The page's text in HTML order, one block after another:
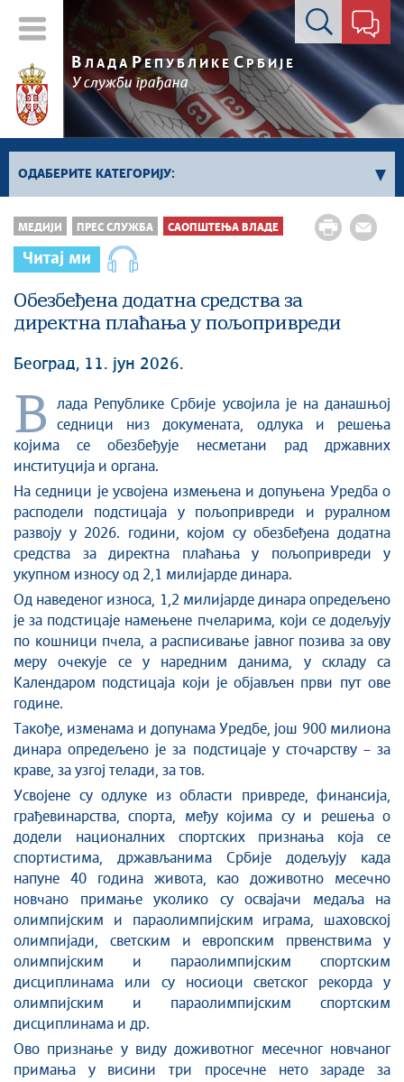
Контакт форма
В ЛАДА РЕПУБЛИКЕ СРБИЈЕ
У служби грађана
ОДАБЕРИТЕ КАТЕГОРИЈУ:
Kонференцијe за новинаре
Најавe и обавештења
Саопштења Владе
Саопштења министарстава
Аудио прес
МЕДИЈИ ПРЕС СЛУЖБА САОПШТЕЊА ВЛАДЕ
Читај ми
Обезбеђена додатна средства за
директна плаћања у пољопривреди
Београд, 11. јун 2026.
В
лада Републике Србије усвојила је на данашњој
седници низ докумената, одлука и решења
којима се обезбеђује несметани рад државних
институција и органа.
На седници је усвојена измењена и допуњена Уредба о
расподели подстицаја у пољопривреди и руралном
развоју у 2026. години, којом су обезбеђена додатна
средства за директна плаћања у пољопривреди у
укупном износу од 2,1 милијардe динара.
Од наведеног износа, 1,2 милијарде динара опредељено
је за подстицаје намењене пчеларима, који се додељују
по кошници пчела, а расписивање јавног позива за ову
меру очекује се у наредним данима, у складу са
Календаром подстицаја који је објављен први пут ове
године.
Такође, изменама и допунама Уредбе, још 900 милиона
динара опредељено је за подстицаје у сточарству – за
краве, за узгој телади, за тов.
Усвојене су одлуке из области привреде, финансија,
грађевинарства, спорта, међу којима су и решења о
додели националних спортских признања која се
спортистима, држављанима Србије додељују када
напуне 40 година живота, као доживотно месечно
новчано примање уколико су освајачи медаља на
олимпијским и параолимпијским играма, шаховској
олимпијади, светским и европским првенствима у
олимпијским и параолимпијским спортским
дисциплинама или су носиоци светског рекорда у
олимпијским и параолимпијским спортским
дисциплинама и др.
Ово признање у виду доживотног месечног новчаног
примања у висини три просечне нето зараде за